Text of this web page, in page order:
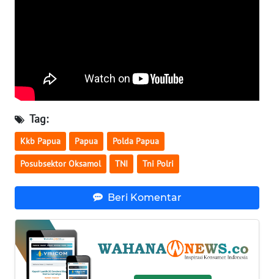
Tag:
Kkb Papua Papua Polda Papua
Posubsektor Oksamol TNI Tni Polri
Beri Komentar
RIAU
WN
SERAMBI
WN
JAMBI
WN
SULTRA
WN
NTB